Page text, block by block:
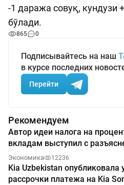
-1 даража совуқ, кундузи
бўлади.
865 0
Подписывайтесь на наш
в курсе последних
Перейти
Рекомендуем
Автор идеи налога на
вкладам выступил с
Экономика 12236
Kia Uzbekistan опубликовала
рассрочки платежа на Kia